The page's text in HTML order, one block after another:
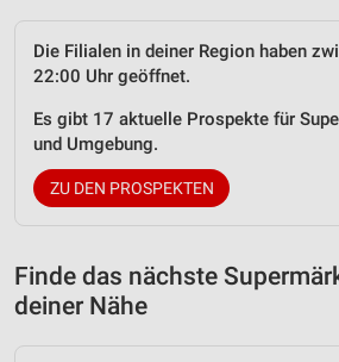
Die Filialen in deiner Region haben
22:00 Uhr geöffnet.
Es gibt 17 aktuelle Prospekte für
und Umgebung.
ZU DEN PROSPEKTEN
Finde das nächste
deiner Nähe